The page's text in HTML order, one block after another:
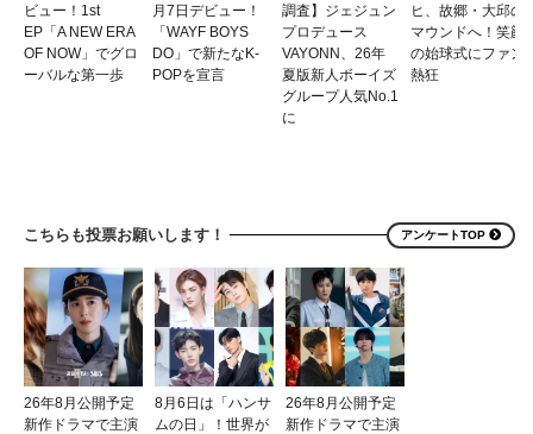
ビュー！1st
EP「A NEW ERA
OF NOW」でグロ
ーバルな第一歩
月7日デビュー！
「WAYF BOYS
DO」で新たなK-
POPを宣言
調査】ジェジュン
プロデュース
VAYONN、26年
夏版新人ボーイズ
グループ人気No.1
に
ヒ、故郷・大邱の
マウンドへ！笑顔
の始球式にファン
熱狂
こちらも投票お願いします！ アンケートTOP
26年8月公開予定
新作ドラマで主演
8月6日は「ハンサ
ムの日」！世界が
26年8月公開予定
新作ドラマで主演